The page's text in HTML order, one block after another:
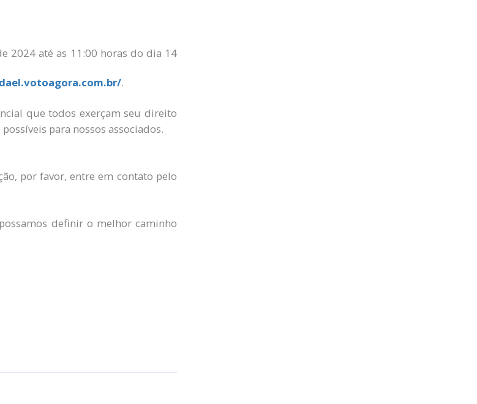
2024 até as 11:00 horas do dia 14
.
que todos exerçam seu direito
para nossos associados.
por favor, entre em contato pelo
definir o melhor caminho